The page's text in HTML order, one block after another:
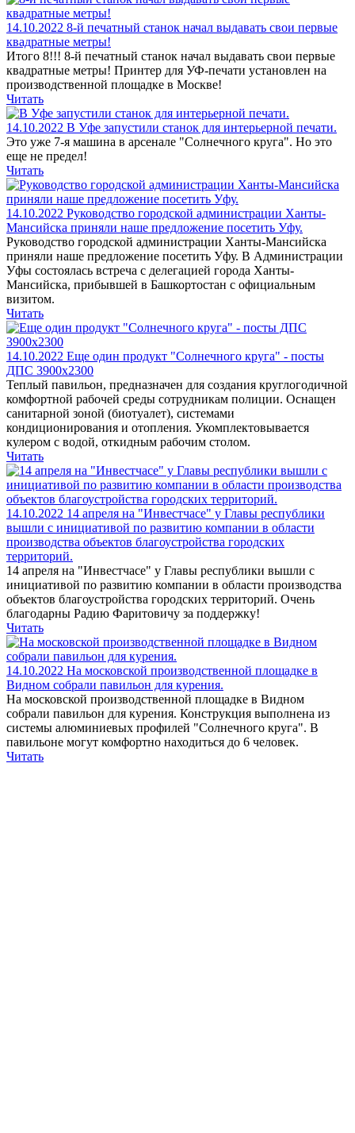
14.10.2022 8-й печатный станок начал выдавать свои первые
квадратные метры!
Итого 8!!! 8-й печатный станок начал выдавать свои первые
квадратные метры! Принтер для УФ-печати установлен на
производственной площадке в Москве!
Читать
14.10.2022 В Уфе запустили станок для интерьерной печати.
Это уже 7-я машина в арсенале "Солнечного круга". Но это
еще не предел!
Читать
14.10.2022 Руководство городской администрации Ханты-
Мансийска приняли наше предложение посетить Уфу.
Руководство городской администрации Ханты-Мансийска
приняли наше предложение посетить Уфу. В Администрации
Уфы состоялась встреча с делегацией города Ханты-
Мансийска, прибывшей в Башкортостан с официальным
визитом.
Читать
14.10.2022 Еще один продукт "Солнечного круга" - посты
ДПС 3900х2300
Теплый павильон, предназначен для создания круглогодичной
комфортной рабочей среды сотрудникам полиции. Оснащен
санитарной зоной (биотуалет), системами
кондиционирования и отопления. Укомплектовывается
кулером с водой, откидным рабочим столом.
Читать
14.10.2022 14 апреля на "Инвестчасе" у Главы республики
вышли с инициативой по развитию компании в области
производства объектов благоустройства городских
территорий.
14 апреля на "Инвестчасе" у Главы республики вышли с
инициативой по развитию компании в области производства
объектов благоустройства городских территорий. Очень
благодарны Радию Фаритовичу за поддержку!
Читать
14.10.2022 На московской производственной площадке в
Видном собрали павильон для курения.
На московской производственной площадке в Видном
собрали павильон для курения. Конструкция выполнена из
системы алюминиевых профилей "Солнечного круга". В
павильоне могут комфортно находиться до 6 человек.
Читать